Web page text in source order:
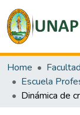
Home